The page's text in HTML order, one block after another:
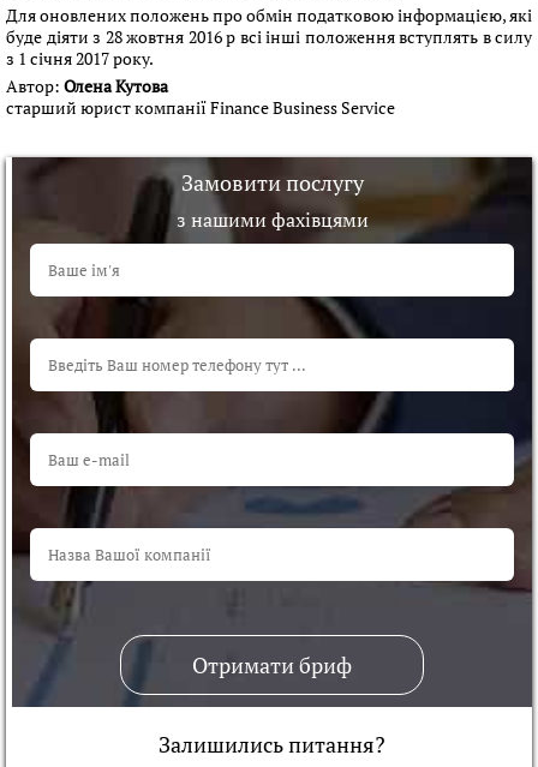
Для оновлених положень про обмін податковою інформацією, які
буде діяти з 28 жовтня 2016 р всі інші положення вступлять в силу
з 1 січня 2017 року.
Автор: Олена Кутова
старший юрист компанії Finance Business Service
Замовити послугу
з нашими фахівцями
Отримати бриф
Залишились питання?